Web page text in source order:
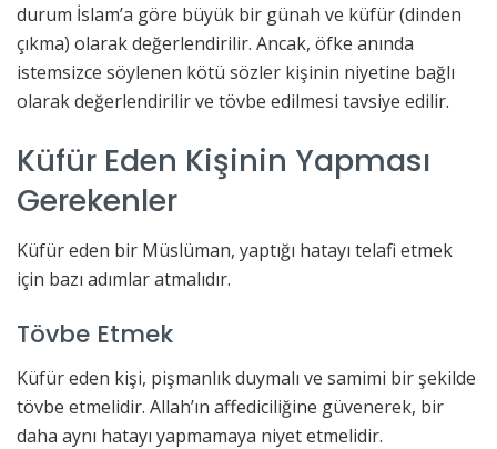
durum İslam’a göre büyük bir günah ve küfür (dinden
çıkma) olarak değerlendirilir. Ancak, öfke anında
istemsizce söylenen kötü sözler kişinin niyetine bağlı
olarak değerlendirilir ve tövbe edilmesi tavsiye edilir.
Küfür Eden Kişinin Yapması
Gerekenler
Küfür eden bir Müslüman, yaptığı hatayı telafi etmek
için bazı adımlar atmalıdır.
Tövbe Etmek
Küfür eden kişi, pişmanlık duymalı ve samimi bir şekilde
tövbe etmelidir. Allah’ın affediciliğine güvenerek, bir
daha aynı hatayı yapmamaya niyet etmelidir.